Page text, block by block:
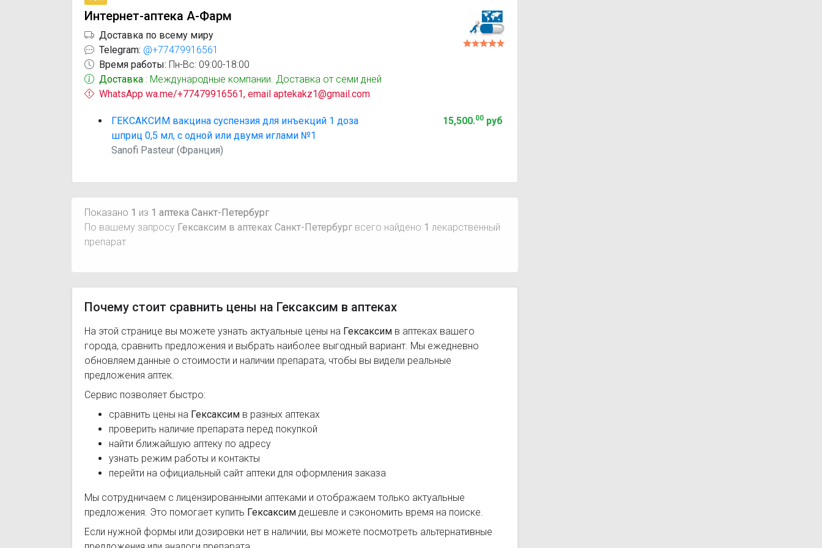
Интернет-аптека А-Фарм
Доставка по всему миру
Telegram: @+77479916561
Время работы: Пн-Вс: 09:00-18:00
Доставка : Международные компании. Доставка от семи дней
WhatsApp wa.me/+77479916561, email aptekakz1@gmail.com
ГЕКСАКСИМ вакцина суспензия для инъекций 1 доза
шприц 0,5 мл, с одной или двумя иглами №1
Sanofi Pasteur (Франция)
15,500.00руб
Показано 1 из 1 аптека Санкт-Петербург
По вашему запросу Гексаксим в аптеках Санкт-Петербург всего найдено 1 лекарственный
препарат
Почему стоит сравнить цены на Гексаксим в аптеках
На этой странице вы можете узнать актуальные цены на Гексаксим в аптеках вашего
города, сравнить предложения и выбрать наиболее выгодный вариант. Мы ежедневно
обновляем данные о стоимости и наличии препарата, чтобы вы видели реальные
предложения аптек.
Сервис позволяет быстро:
сравнить цены на Гексаксим в разных аптеках
проверить наличие препарата перед покупкой
найти ближайшую аптеку по адресу
узнать режим работы и контакты
перейти на официальный сайт аптеки для оформления заказа
Мы сотрудничаем с лицензированными аптеками и отображаем только актуальные
предложения. Это помогает купить Гексаксим дешевле и сэкономить время на поиске.
Если нужной формы или дозировки нет в наличии, вы можете посмотреть альтернативные